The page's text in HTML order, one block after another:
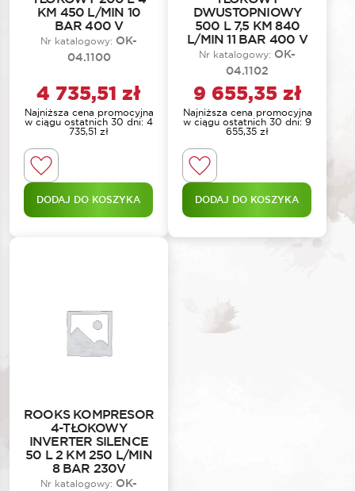
KM 450 L/MIN 10
BAR 400 V
Nr katalogowy: OK-
04.1100
4 735,51 zł
Najniższa cena promocyjna
w ciągu ostatnich 30 dni: 4
735,51 zł
DODAJ DO KOSZYKA
DWUSTOPNIOWY
500 L 7,5 KM 840
L/MIN 11 BAR 400 V
Nr katalogowy: OK-
04.1102
9 655,35 zł
Najniższa cena promocyjna
w ciągu ostatnich 30 dni: 9
655,35 zł
DODAJ DO KOSZYKA
ROOKS KOMPRESOR
4-TŁOKOWY
INVERTER SILENCE
50 L 2 KM 250 L/MIN
8 BAR 230V
Nr katalogowy: OK-